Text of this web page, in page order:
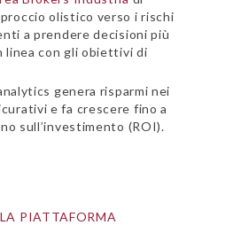
olistico verso i rischi
a prendere decisioni più
linea con gli obiettivi di
genera risparmi nei
e fa crescere fino a
sull’investimento (ROI).
PIATTAFORMA